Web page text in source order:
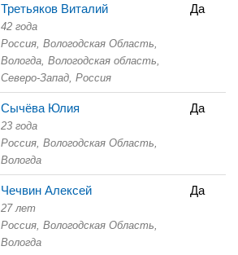
Третьяков Виталий
42 года
Россия, Вологодская Область,
Вологда, Вологодская область,
Северо-Запад, Россия
Да
Сычёва Юлия
23 года
Россия, Вологодская Область,
Вологда
Да
Чечвин Алексей
27 лет
Россия, Вологодская Область,
Вологда
Да